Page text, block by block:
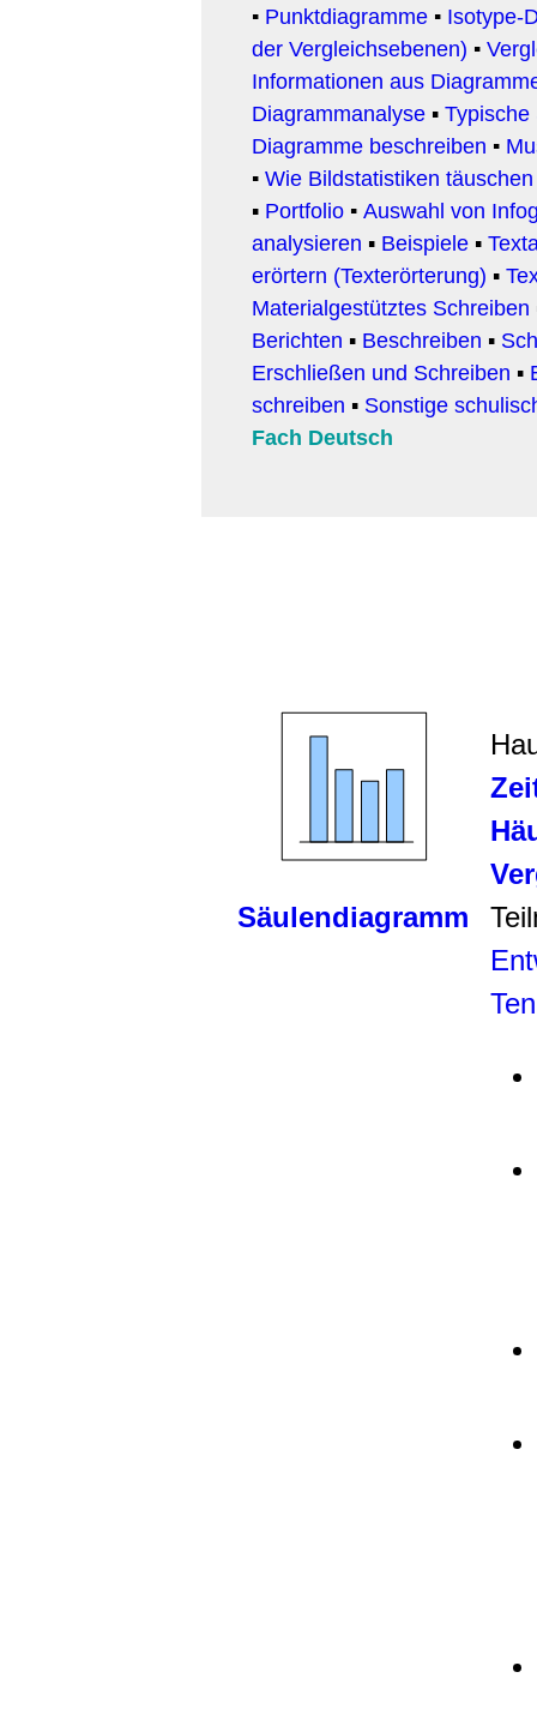
▪ Punktdiagramme ▪ Isotype-
der Vergleichsebenen) ▪
Informationen aus
Diagrammanalyse ▪ Typische
Diagramme beschreiben ▪
▪ Wie Bildstatistiken
▪ Portfolio ▪ Auswahl von
analysieren ▪ Beispiele ▪
erörtern (Texterörterung) ▪
Materialgestütztes Schreiben
Berichten ▪ Beschreiben ▪
Erschließen und Schreiben ▪
schreiben ▪ Sonstige
Fach Deutsch
Säulendiagramm